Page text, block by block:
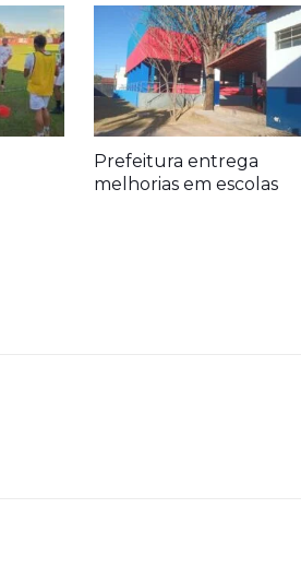
Prefeitura entrega
melhorias em escolas